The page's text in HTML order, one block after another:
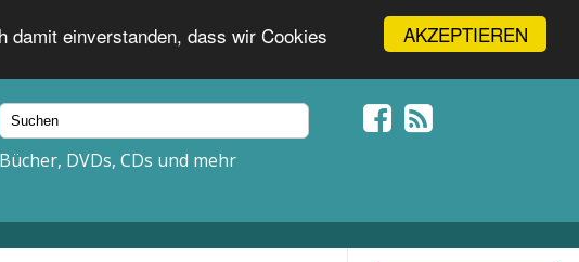
AKZEPTIEREN
einverstanden, dass wir Cookies
Bücher, DVDs, CDs und mehr